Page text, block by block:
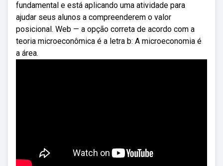
fundamental e está aplicando uma atividade para
ajudar seus alunos a compreenderem o valor
posicional. Web — a opção correta de acordo com a
teoria microeconômica é a letra b: A microeconomia é
a área.